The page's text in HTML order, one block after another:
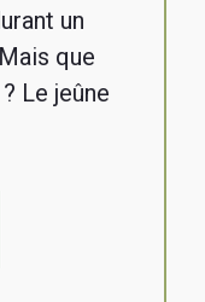
un
que
Le jeûne